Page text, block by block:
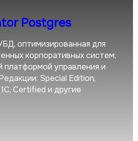
Postgres
оптимизированная для
корпоративных систем,
платформой управления и
Special Edition,
Certified и другие